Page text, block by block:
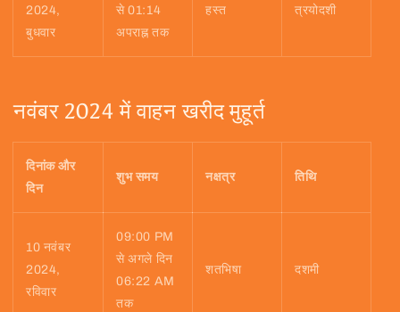
2024,
बुधवार
से 01:14
अपराह्न तक
हस्त त्रयोदशी
नवंबर 2024 में वाहन खरीद मुहूर्त
दिनांक और
दिन
शुभ समय नक्षत्र तिथि
10 नवंबर
2024,
रविवार
09:00 PM
से अगले दिन
06:22 AM
तक
शतभिषा दशमी